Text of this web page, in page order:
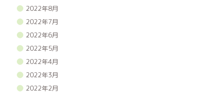
2022年8月
2022年7月
2022年6月
2022年5月
2022年4月
2022年3月
2022年2月